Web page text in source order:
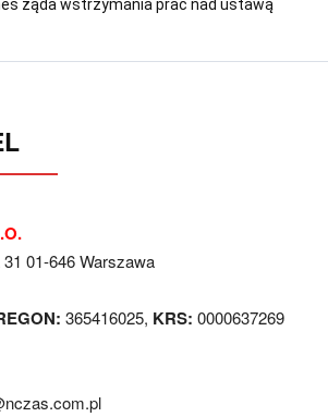
żąda wstrzymania prac nad ustawą
01-646 Warszawa
365416025, KRS: 0000637269